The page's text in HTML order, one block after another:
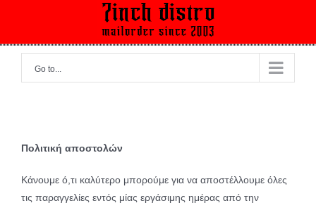
Go to...
Πολιτική αποστολών
Κάνουμε ό,τι καλύτερο μπορούμε για να αποστέλλουμε όλες
τις παραγγελίες εντός μίας εργάσιμης ημέρας από την